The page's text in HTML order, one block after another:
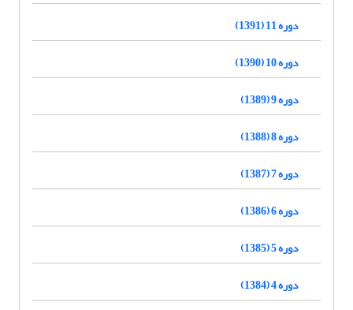
دوره 11 (1391)
دوره 10 (1390)
دوره 9 (1389)
دوره 8 (1388)
دوره 7 (1387)
دوره 6 (1386)
دوره 5 (1385)
دوره 4 (1384)